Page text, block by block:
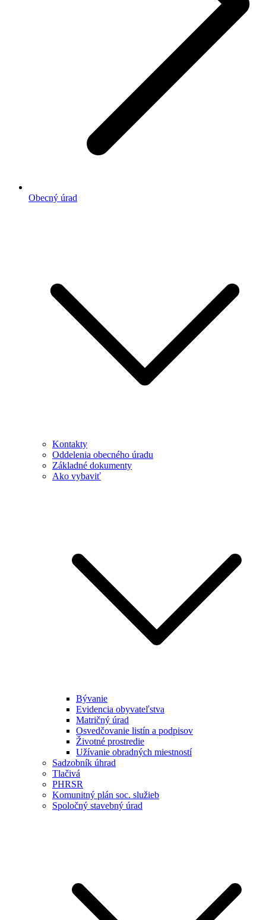
Obecný úrad
Kontakty
Oddelenia obecného úradu
Základné dokumenty
Ako vybaviť
Bývanie
Evidencia obyvateľstva
Matričný úrad
Osvedčovanie listín a podpisov
Životné prostredie
Užívanie obradných miestností
Sadzobník úhrad
Tlačivá
PHRSR
Komunitný plán soc. služieb
Spoločný stavebný úrad